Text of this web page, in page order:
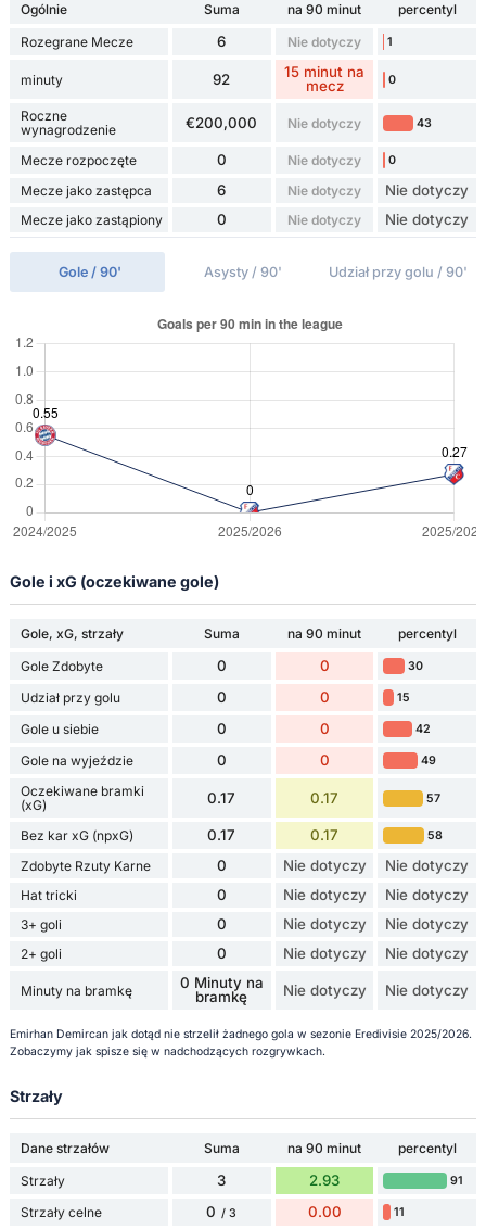
Ogólnie Suma na 90 minut
percentyl
Rozegrane Mecze
6 Nie dotyczy 1
minuty 92
15 minut na
mecz
0
Roczne
wynagrodzenie
€200,000 Nie dotyczy 43
Mecze rozpoczęte 0 Nie dotyczy 0
Mecze jako zastępca 6 Nie dotyczy Nie dotyczy
Mecze jako zastąpiony 0 Nie dotyczy Nie dotyczy
Gole / 90' Asysty / 90' Udział przy golu / 90'
Gole i xG (oczekiwane gole)
Gole, xG, strzały Suma na 90 minut
percentyl
Gole Zdobyte
0 0 30
Udział przy golu 0 0 15
Gole u siebie 0 0 42
Gole na wyjeździe 0 0 49
Oczekiwane bramki
(xG)
0.17 0.17 57
Bez kar xG (npxG) 0.17 0.17 58
Zdobyte Rzuty Karne 0 Nie dotyczy Nie dotyczy
Hat tricki 0 Nie dotyczy Nie dotyczy
3+ goli 0 Nie dotyczy Nie dotyczy
2+ goli 0 Nie dotyczy Nie dotyczy
Minuty na bramkę
0 Minuty na
bramkę
Nie dotyczy Nie dotyczy
Emirhan Demircan jak dotąd nie strzelił żadnego gola w sezonie Eredivisie 2025/2026.
Zobaczymy jak spisze się w nadchodzących rozgrywkach.
Strzały
Dane strzałów Suma na 90 minut
percentyl
Strzały
3 2.93 91
Strzały celne 0 / 3 0.00 11